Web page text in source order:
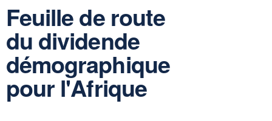
Feuille de route
du dividende
démographique
pour l'Afrique